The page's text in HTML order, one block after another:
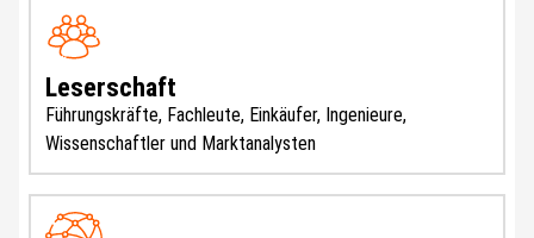
Leserschaft
Führungskräfte, Fachleute, Einkäufer, Ingenieure,
Wissenschaftler und Marktanalysten